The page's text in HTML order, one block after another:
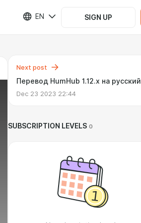
EN SIGN UP
Next post
Перевод HumHub 1.12.x на русский
Dec 23 2023 22:44
SUBSCRIPTION LEVELS 0